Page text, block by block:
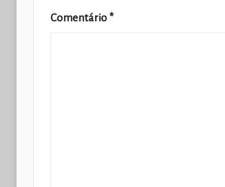
Comentário *